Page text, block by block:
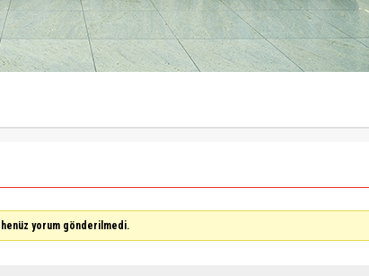
yorum gönderilmedi.